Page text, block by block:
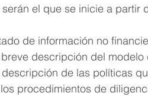
serán el que se inicie a partir
de información no
descripción del
de las políticas
procedimientos de